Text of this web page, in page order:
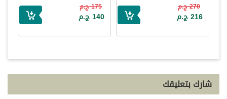
270 ج.م
216 ج.م
175 ج.م
140 ج.م
شارك بتعليقك